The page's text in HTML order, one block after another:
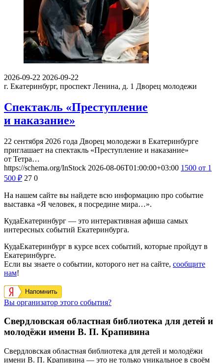
2026-09-22 2026-09-22
г. Екатеринбург, проспект Ленина, д. 1 Дворец молодежи
Спектакль «Преступление
и наказание»
22 сентября 2026 года Дворец молодежи в Екатеринбурге
приглашает на спектакль «Преступление и наказание»
от Тетра…
https://schema.org/InStock 2026-08-06T01:00:00+03:00 1500 от 1
500 ₽ 27 0
На нашем сайте вы найдете всю информацию про событие
выставка «Я человек, я посредине мира…».
КудаЕкатеринбург — это интерактивная афиша самых
интересных событий Екатеринбурга.
КудаЕкатеринбург в курсе всех событий, которые пройдут в
Екатеринбурге.
Если вы знаете о событии, которого нет на сайте, сообщите
нам!
Напомнить
Вы организатор этого события?
Свердловская областная библиотека для детей и
молодёжи имени В. П. Крапивина
Свердловская областная библиотека для детей и молодёжи
имени В. П. Крапивина — это не только уникальное в своём